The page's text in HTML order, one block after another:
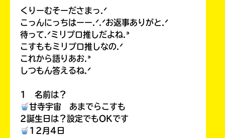
くりーむそーださまっ.ᐟ
こっんにっちはーー.ᐟ.ᐟお返事ありがと.ᐟ
待って.ᐟミリプロ推しだよね.ᐣ
こすももミリプロ推しなの.ᐟ
これから語りあお.ᐣ
しつもん答えるね.ᐟ
1 名前は？
甘寺宇宙 あまでらこすも
2誕生日は？設定でもOKです
12月4日